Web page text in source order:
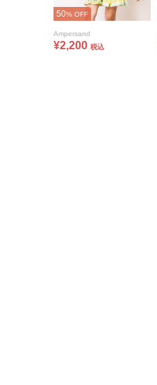
50% OFF
Ampersand
¥2,200 税込